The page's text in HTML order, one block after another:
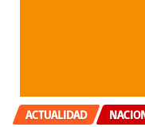
ACTUALIDAD